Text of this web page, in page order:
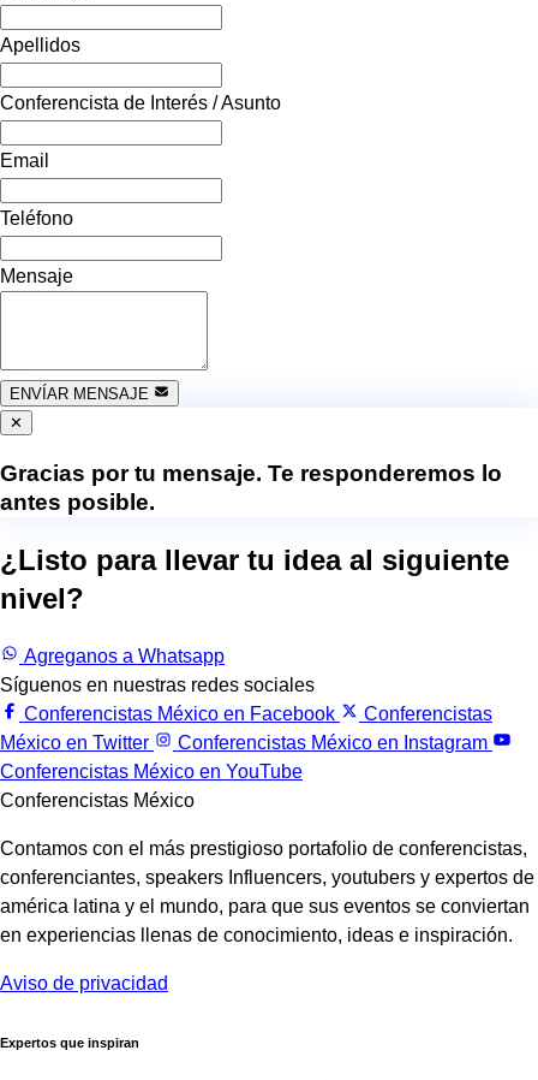
Apellidos
Conferencista de Interés / Asunto
Email
Teléfono
Mensaje
ENVÍAR MENSAJE
✕
Gracias por tu mensaje. Te responderemos lo
antes posible.
¿Listo para llevar tu idea al siguiente
nivel?
Agreganos a Whatsapp
Síguenos en nuestras redes sociales
Conferencistas México en Facebook
Conferencistas
México en Twitter
Conferencistas México en Instagram
Conferencistas México en YouTube
Conferencistas México
Contamos con el más prestigioso portafolio de conferencistas,
conferenciantes, speakers Influencers, youtubers y expertos de
américa latina y el mundo, para que sus eventos se conviertan
en experiencias llenas de conocimiento, ideas e inspiración.
Aviso de privacidad
Expertos que inspiran